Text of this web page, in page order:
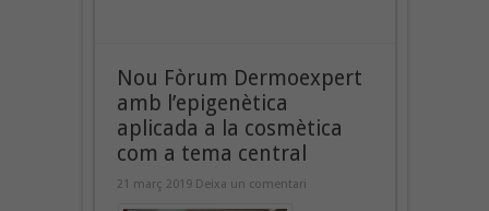
Nou Fòrum Dermoexpert
amb l’epigenètica
aplicada a la cosmètica
com a tema central
21 març 2019 Deixa un comentari